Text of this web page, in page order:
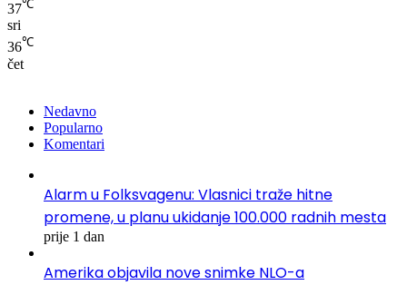
37℃
sri
36℃
čet
Nedavno
Popularno
Komentari
Alarm u Folksvagenu: Vlasnici traže hitne
promene, u planu ukidanje 100.000 radnih mesta
prije 1 dan
Amerika objavila nove snimke NLO-a